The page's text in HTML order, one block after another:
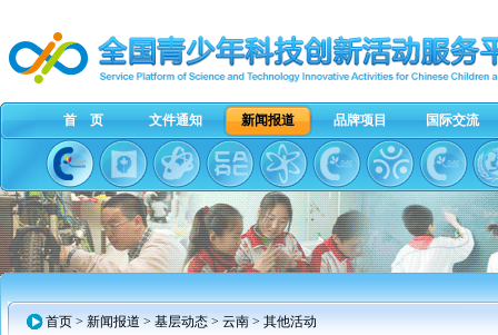
首 页 文件通知 新闻报道 品牌项目 国际交流
首页 > 新闻报道 > 基层动态 > 云南 > 其他活动